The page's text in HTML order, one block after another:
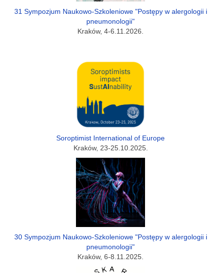
31 Sympozjum Naukowo-Szkoleniowe "Postępy w alergologii i
pneumonologii"
Kraków, 4-6.11.2026.
Soroptimist International of Europe
Kraków, 23-25.10.2025.
30 Sympozjum Naukowo-Szkoleniowe "Postępy w alergologii i
pneumonologii"
Kraków, 6-8.11.2025.